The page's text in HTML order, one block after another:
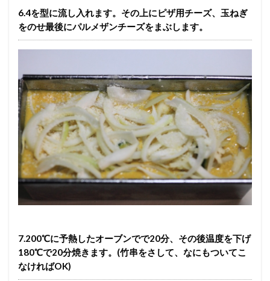
6.4を型に流し入れます。その上にピザ用チーズ、玉ねぎ
をのせ最後にパルメザンチーズをまぶします。
7.200℃に予熱したオーブンでで20分、その後温度を下げ
180℃で20分焼きます。(竹串をさして、なにもついてこ
なければOK)